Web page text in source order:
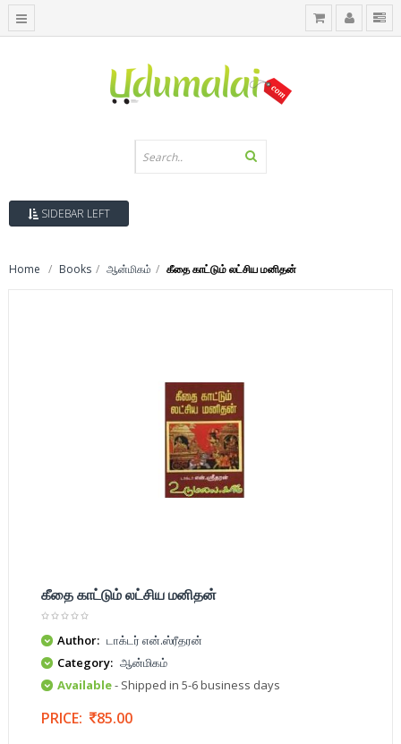
SIDEBAR LEFT
Home Books ஆன்மிகம் கீதை காட்டும் லட்சிய மனிதன்
கீதை காட்டும் லட்சிய மனிதன்
Author: டாக்டர் என்.ஸ்ரீதரன்
Category: ஆன்மிகம்
Available- Shipped in 5-6 business days
PRICE: 85.00